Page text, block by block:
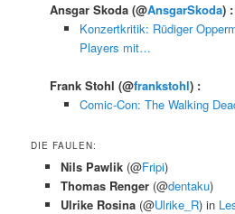
Ansgar Skoda(@AnsgarSkoda) :
Konzertkritik: Rüdiger
Players mit…
Frank Stohl(@frankstohl) :
Comic-Con: The Walking
DIE FAULEN:
Nils Pawlik (@Fripi)
Thomas Renger (@dentaku)
Ulrike Rosina (@Ulrike_R) in